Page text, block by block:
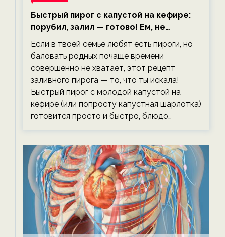
Быстрый пирог с капустой на кефире:
порубил, залил — готово! Ем, не
тревожась о фигуре!
Если в твоей семье любят есть пироги, но
баловать родных почаще времени
совершенно не хватает, этот рецепт
заливного пирога — то, что ты искала!
Быстрый пирог с молодой капустой на
кефире (или попросту капустная шарлотка)
готовится просто и быстро, блюдо…